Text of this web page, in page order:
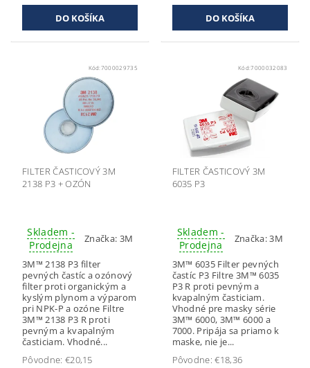
Kód: 7000029735
FILTER ČASTICOVÝ 3M
2138 P3 + OZÓN
Skladem -
Prodejna
Značka: 3M
3M™ 2138 P3 filter
pevných častíc a ozónový
filter proti organickým a
kyslým plynom a výparom
pri NPK-P a ozóne Filtre
3M™ 2138 P3 R proti
pevným a kvapalným
časticiam. Vhodné...
Pôvodne: €20,15
Kód:7000032083
FILTER ČASTICOVÝ 3M
6035 P3
Skladem -
Prodejna
Značka:3M
3M™ 6035 Filter pevných
častíc P3 Filtre 3M™ 6035
P3 R proti pevným a
kvapalným časticiam.
Vhodné pre masky série
3M™ 6000, 3M™ 6000 a
7000. Pripája sa priamo k
maske, nie je...
Pôvodne:€18,36